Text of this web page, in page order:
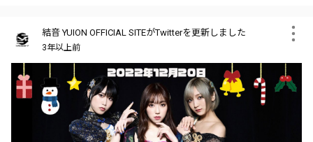
結音 YUION OFFICIAL SITEがTwitterを更新しました
3年以上前